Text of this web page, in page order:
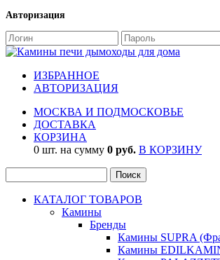
Авторизация
ИЗБРАННОЕ
АВТОРИЗАЦИЯ
МОСКВА И ПОДМОСКОВЬЕ
ДОСТАВКА
КОРЗИНА
0 шт. на сумму 0 руб. В КОРЗИНУ
КАТАЛОГ ТОВАРОВ
Камины
Бренды
Камины SUPRA
Камины